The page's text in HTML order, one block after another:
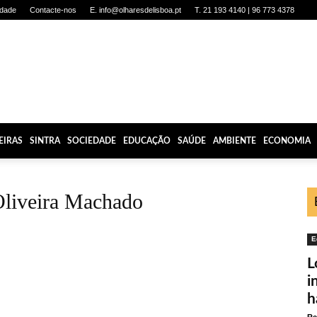
Contacte-nos E. info@olharesdelisboa.pt T. 21 193 4140 | 96 773 4378
SINTRA SOCIEDADE EDUCAÇÃO SAÚDE AMBIENTE ECONOMIA
Machado